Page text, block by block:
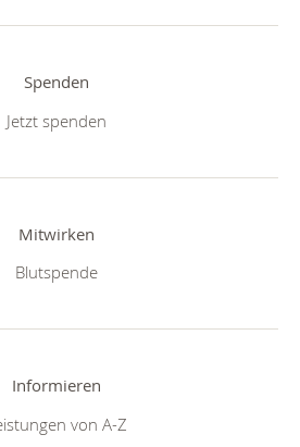
Spenden
Jetzt spenden
Mitwirken
Blutspende
Informieren
von A-Z